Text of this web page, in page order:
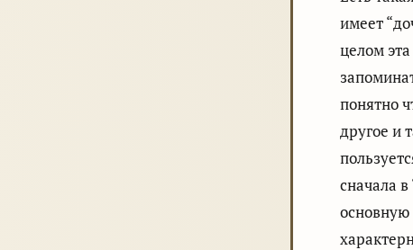
имеет
целом
понятно
другое и
сначала
основную